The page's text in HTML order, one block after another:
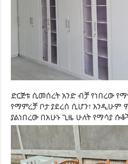
ድርጅቱ ሲመሰረት አንድ ብቻ የነበረው
የማምረቻ ቦታ ያደረሰ ሲሆን፣ እንዲሁም
ያልነበረው በአሁኑ ጊዜ ሁለት የማሳያ